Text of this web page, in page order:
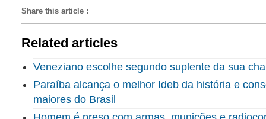
Share this article :
Related articles
Veneziano escolhe segundo suplente da sua
Paraíba alcança o melhor Ideb da história e
maiores do Brasil